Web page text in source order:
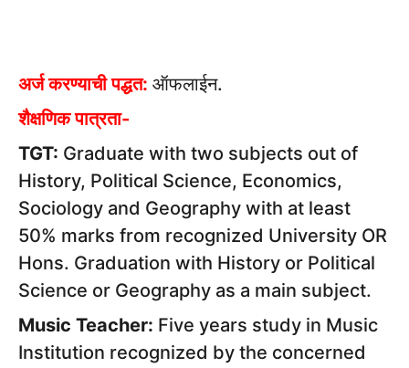
अर्ज करण्याची पद्धत: ऑफलाईन.
शैक्षणिक पात्रता-
TGT: Graduate with two subjects out of
History, Political Science, Economics,
Sociology and Geography with at least
50% marks from recognized University OR
Hons. Graduation with History or Political
Science or Geography as a main subject.
Music Teacher: Five years study in Music
Institution recognized by the concerned